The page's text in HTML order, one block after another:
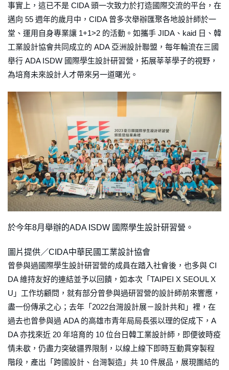
事實上，這已不是 CIDA 頭一次致力於打造國際交流的平台，在
邁向 55 週年的歲月中，CIDA 曾多次舉辦匯聚各地設計師於一
堂、運用自身專業讓 1+1>2 的活動。如攜手 JIDA、kaid 日、韓
工業設計協會共同成立的 ADA 亞洲設計聯盟，每年輪流在三國
舉行 ADA ISDW 國際學生設計研習營，拓展莘莘學子的視野，
為培育未來設計人才帶來另一道曙光。
於今年8月舉辦的ADA ISDW 國際學生設計研習營。
圖片提供／CIDA中華民國工業設計協會
曾參與過國際學生設計研習營的成員在踏入社會後，也多與 CI
DA 維持友好的連結並予以回饋，如本次「TAIPEI X SEOUL X
U」工作坊顧問，就有部分曾參與過研習營的設計師前來響應，
盡一份傳承之心；去年「2022台灣設計展－設計共和」裡，在
過去也曾參與過 ADA 的高雄市青年局局長張以理的促成下，A
DA 亦找來近 20 年培育的 10 位台日韓工業設計師，即便彼時疫
情未歇，仍盡力突破疆界限制，以線上線下即時互動貫穿製程
階段，產出「跨國設計、台灣製造」共 10 件展品，展現團結的